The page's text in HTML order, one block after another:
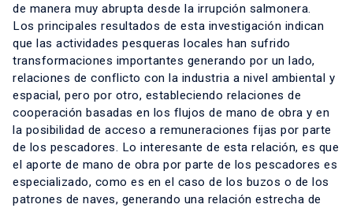
de manera muy abrupta desde la irrupción salmonera.
Los principales resultados de esta investigación indican
que las actividades pesqueras locales han sufrido
transformaciones importantes generando por un lado,
relaciones de conflicto con la industria a nivel ambiental y
espacial, pero por otro, estableciendo relaciones de
cooperación basadas en los flujos de mano de obra y en
la posibilidad de acceso a remuneraciones fijas por parte
de los pescadores. Lo interesante de esta relación, es que
el aporte de mano de obra por parte de los pescadores es
especializado, como es en el caso de los buzos o de los
patrones de naves, generando una relación estrecha de